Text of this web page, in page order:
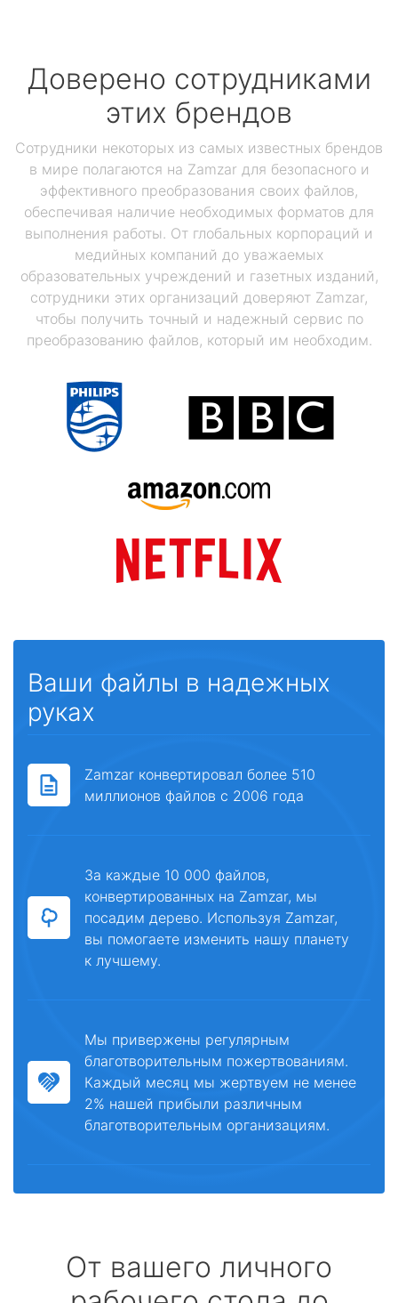
Доверено сотрудниками
этих брендов
Сотрудники некоторых из самых известных брендов
в мире полагаются на Zamzar для безопасного и
эффективного преобразования своих файлов,
обеспечивая наличие необходимых форматов для
выполнения работы. От глобальных корпораций и
медийных компаний до уважаемых
образовательных учреждений и газетных изданий,
сотрудники этих организаций доверяют Zamzar,
чтобы получить точный и надежный сервис по
преобразованию файлов, который им необходим.
Ваши файлы в надежных
руках
Zamzar конвертировал более 510
миллионов файлов с 2006 года
За каждые 10 000 файлов,
конвертированных на Zamzar, мы
посадим дерево. Используя Zamzar,
вы помогаете изменить нашу планету
к лучшему.
Мы привержены регулярным
благотворительным пожертвованиям.
Каждый месяц мы жертвуем не менее
2% нашей прибыли различным
благотворительным организациям.
От вашего личного